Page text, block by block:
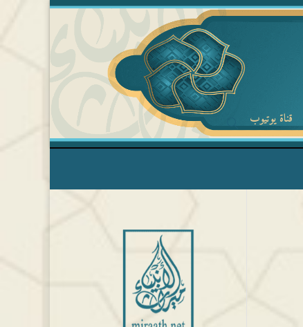
قناة يوتيوب